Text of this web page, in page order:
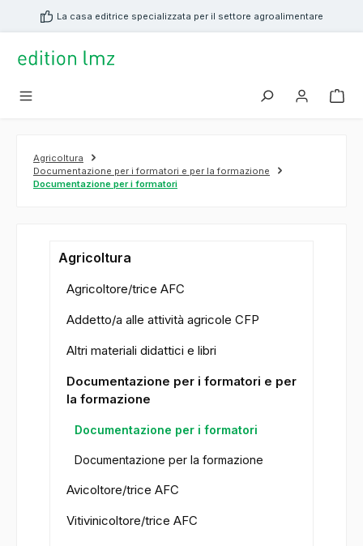
principaleLa casa editrice specializzata per il settore agroalimentare
Agricoltura
Documentazione per i formatori e per la formazione
Documentazione per i formatori
Agricoltura
Agricoltore/trice AFC
Addetto/a alle attività agricole CFP
Altri materiali didattici e libri
Documentazione per i formatori e per
la formazione
Documentazione per i formatori
Documentazione per la formazione
Avicoltore/trice AFC
Vitivinicoltore/trice AFC